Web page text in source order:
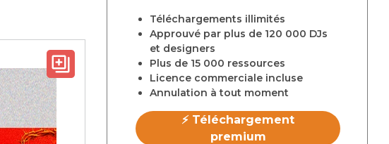
Téléchargements illimités
Approuvé par plus de 120 000 DJs
et designers
Plus de 15 000 ressources
Licence commerciale incluse
Annulation à tout moment
⚡ Téléchargement
premium